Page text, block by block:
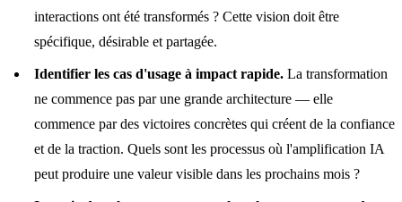
interactions ont été transformés ? Cette vision doit être
spécifique, désirable et partagée.
Identifier les cas d'usage à impact rapide.La transformation
ne commence pas par une grande architecture — elle
commence par des victoires concrètes qui créent de la confiance
et de la traction. Quels sont les processus où l'amplification IA
peut produire une valeur visible dans les prochains mois ?